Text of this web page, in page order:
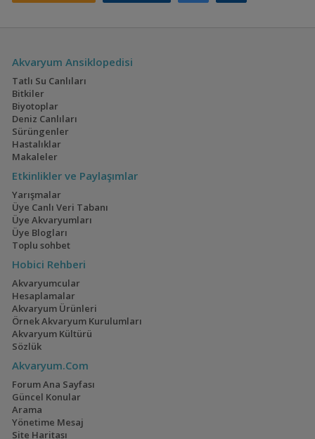
Akvaryum Ansiklopedisi
Tatlı Su Canlıları
Bitkiler
Biyotoplar
Deniz Canlıları
Sürüngenler
Hastalıklar
Makaleler
Etkinlikler ve Paylaşımlar
Yarışmalar
Üye Canlı Veri Tabanı
Üye Akvaryumları
Üye Blogları
Toplu sohbet
Hobici Rehberi
Akvaryumcular
Hesaplamalar
Akvaryum Ürünleri
Örnek Akvaryum Kurulumları
Akvaryum Kültürü
Sözlük
Akvaryum.Com
Forum Ana Sayfası
Güncel Konular
Arama
Yönetime Mesaj
Site Haritası